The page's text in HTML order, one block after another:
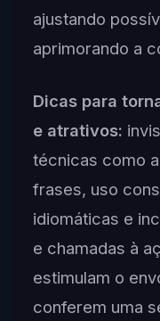
ajustando
aprimorando a
Dicas para
e atrativos:
técnicas como
frases, uso
idiomáticas e
e chamadas à
estimulam o
conferem uma